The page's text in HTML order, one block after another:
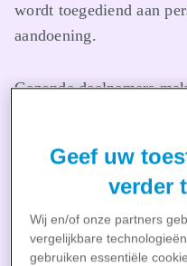
wordt toegediend aan
aandoening.
Gezonde deelnemers
ons streven naar
bekijk de onderstaande
PCRU
Geef uw
verder
Wij en/of onze partners
vergelijkbare
gebruiken essentiële